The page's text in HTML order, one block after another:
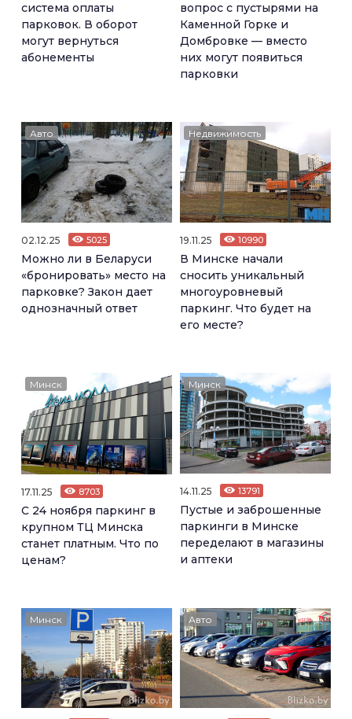
система оплаты
парковок. В оборот
могут вернуться
абонементы
вопрос с пустырями на
Каменной Горке и
Домбровке — вместо
них могут появиться
парковки
Авто
02.12.25 5025
Можно ли в Беларуси
«бронировать» место на
парковке? Закон дает
однозначный ответ
Недвижимость
19.11.25 10990
В Минске начали
сносить уникальный
многоуровневый
паркинг. Что будет на
его месте?
Минск
17.11.25 8703
С 24 ноября паркинг в
крупном ТЦ Минска
станет платным. Что по
ценам?
Минск
14.11.25 13791
Пустые и заброшенные
паркинги в Минске
переделают в магазины
и аптеки
Минск Авто